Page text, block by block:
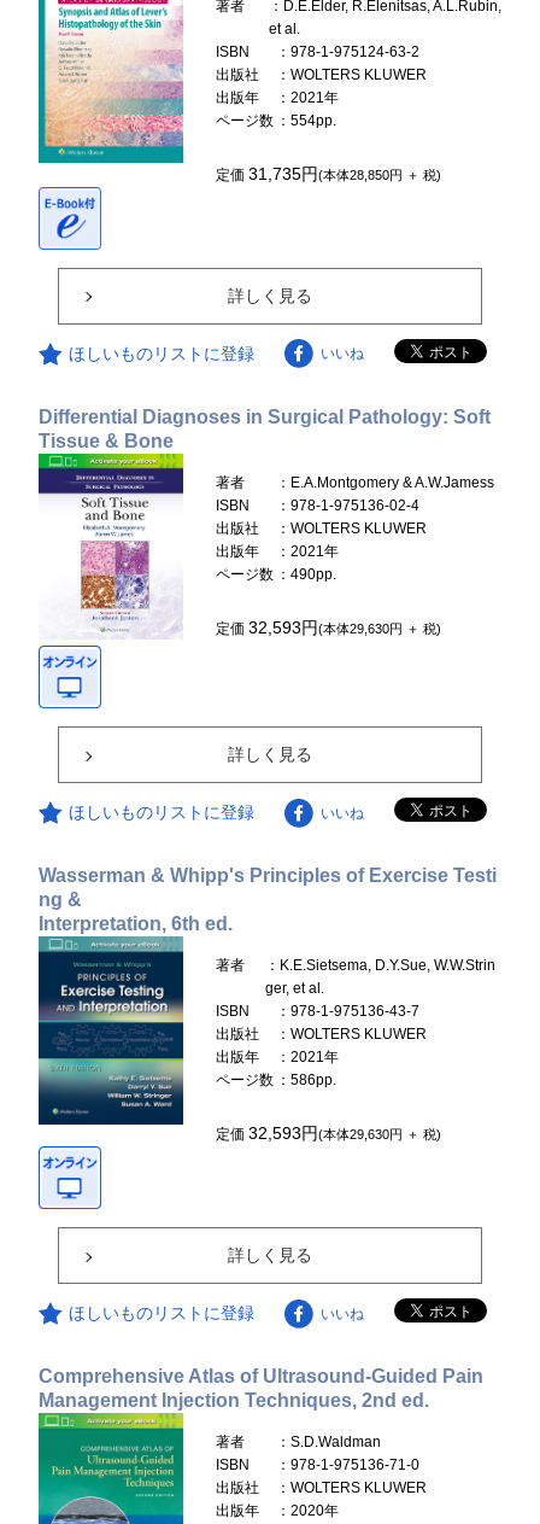
著者
：D.E.Elder, R.Elenitsas, A.L.Rubin,
et al.
ISBN
：978-1-975124-63-2
出版社
：WOLTERS KLUWER
出版年
：2021年
ページ数 ：554pp.
定価31,735円(本体28,850円 ＋ 税)
詳しく見る
ほしいものリストに登録 いいね
Differential Diagnoses in Surgical Pathology: Soft
Tissue & Bone
著者
：E.A.Montgomery & A.W.Jamess
ISBN
：978-1-975136-02-4
出版社
：WOLTERS KLUWER
出版年
：2021年
ページ数 ：490pp.
定価32,593円(本体29,630円 ＋ 税)
詳しく見る
ほしいものリストに登録 いいね
Wasserman & Whipp's Principles of Exercise Testi
ng &
Interpretation, 6th ed.
著者
：K.E.Sietsema, D.Y.Sue, W.W.Strin
ger, et al.
ISBN
：978-1-975136-43-7
出版社
：WOLTERS KLUWER
出版年
：2021年
ページ数 ：586pp.
定価32,593円(本体29,630円 ＋ 税)
詳しく見る
ほしいものリストに登録 いいね
Comprehensive Atlas of Ultrasound-Guided Pain
Management Injection Techniques, 2nd ed.
著者
：S.D.Waldman
ISBN
：978-1-975136-71-0
出版社
：WOLTERS KLUWER
出版年
：2020年